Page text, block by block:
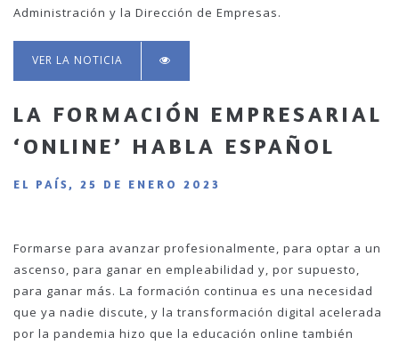
Administración y la Dirección de Empresas.
VER LA NOTICIA
LA FORMACIÓN EMPRESARIAL
‘ONLINE’ HABLA ESPAÑOL
EL PAÍS, 25 DE ENERO 2023
Formarse para avanzar profesionalmente, para optar a un
ascenso, para ganar en empleabilidad y, por supuesto,
para ganar más. La formación continua es una necesidad
que ya nadie discute, y la transformación digital acelerada
por la pandemia hizo que la educación online también